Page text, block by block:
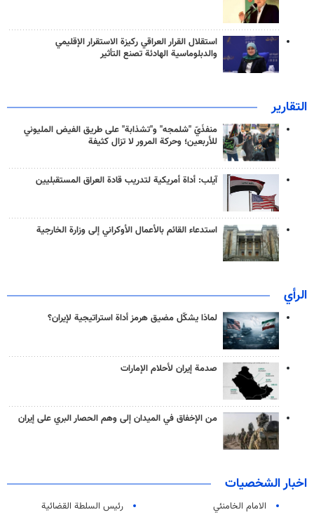
استقلال القرار العراقي ركيزة الاستقرار الإقليمي
والدبلوماسية الهادئة تصنع التأثير
التقارير
منفذَيّ "شلمجه" و"تشذابة" على طريق الفيض المليوني
للأربعين؛ وحركة المرور لا تزال كثيفة
آيلب: أداة أمريكية لتدريب قادة العراق المستقبليين
استدعاء القائم بالأعمال الأوكراني إلى وزارة الخارجية
الرأي
لماذا يشكّل مضيق هرمز أداة استراتيجية لإيران؟
صدمة إيران لأحلام الإمارات
من الإخفاق في الميدان إلى وهم الحصار البري على إيران
اخبار الشخصيات
الامام الخامنئي
رئیس السلطة القضائیة